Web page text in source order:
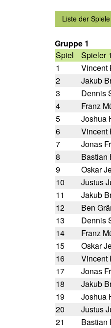
Liste der Spiele
Gruppe 1
Spiel
Spieler
1
Vincent
2
Jakub
3
Dennis
4
Franz
5
Joshua
6
Vincent
7
Jonas
8
Bastian
9
Oskar
10
Justus
11
Jakub
12
Ben
13
Dennis
14
Franz
15
Oskar
16
Vincent
17
Jonas
18
Jakub
19
Joshua
20
Justus
21
Bastian